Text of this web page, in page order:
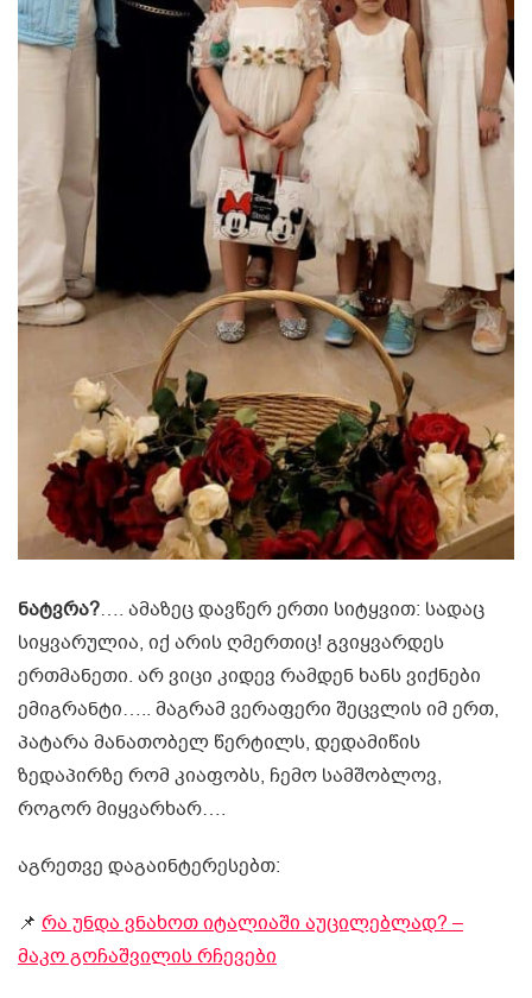
ნატვრა?…. ამაზეც დავწერ ერთი სიტყვით: სადაც
სიყვარულია, იქ არის ღმერთიც! გვიყვარდეს
ერთმანეთი. არ ვიცი კიდევ რამდენ ხანს ვიქნები
ემიგრანტი….. მაგრამ ვერაფერი შეცვლის იმ ერთ,
პატარა მანათობელ წერტილს, დედამიწის
ზედაპირზე რომ კიაფობს, ჩემო სამშობლოვ,
როგორ მიყვარხარ….
აგრეთვე დაგაინტერესებთ:
📌 რა უნდა ვნახოთ იტალიაში აუცილებლად? –
მაკო გოჩაშვილის რჩევები